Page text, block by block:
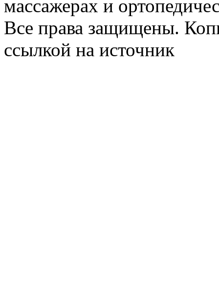
массажерах и
Все права защищены.
ссылкой на источник